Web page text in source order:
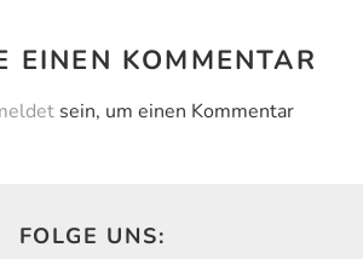
EINEN KOMMENTAR
sein, um einen Kommentar
FOLGE UNS: